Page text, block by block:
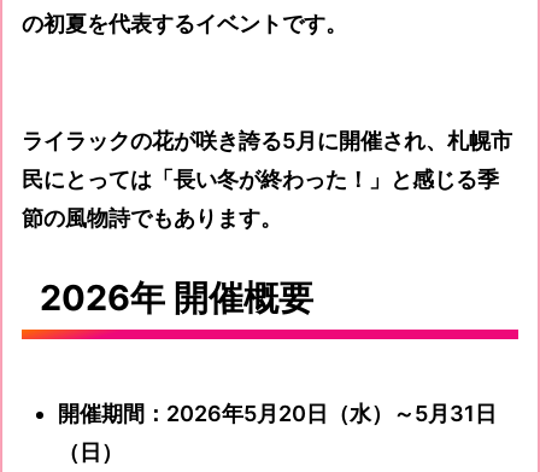
の初夏を代表するイベントです。
ライラックの花が咲き誇る5月に開催され、札幌市
民にとっては「長い冬が終わった！」と感じる季
節の風物詩でもあります。
2026年 開催概要
開催期間：2026年5月20日（水）～5月31日
（日）